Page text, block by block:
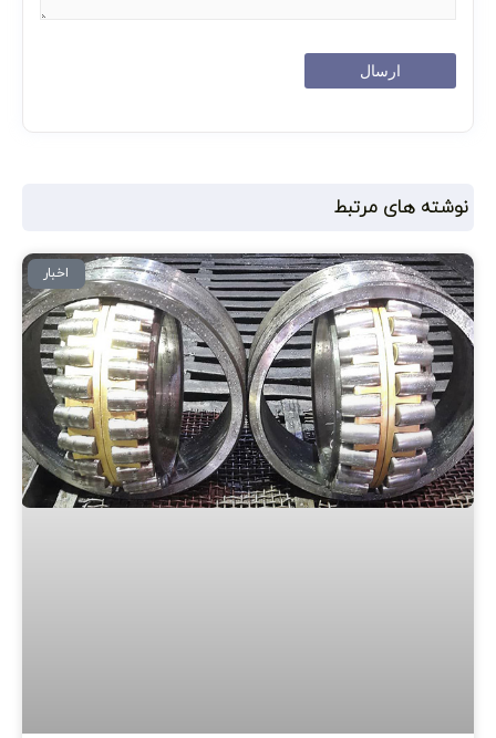
نوشته های مرتبط
اخبار